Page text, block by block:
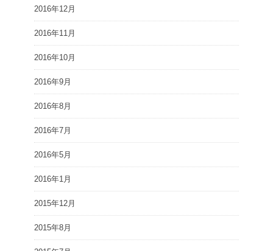
2016年12月
2016年11月
2016年10月
2016年9月
2016年8月
2016年7月
2016年5月
2016年1月
2015年12月
2015年8月